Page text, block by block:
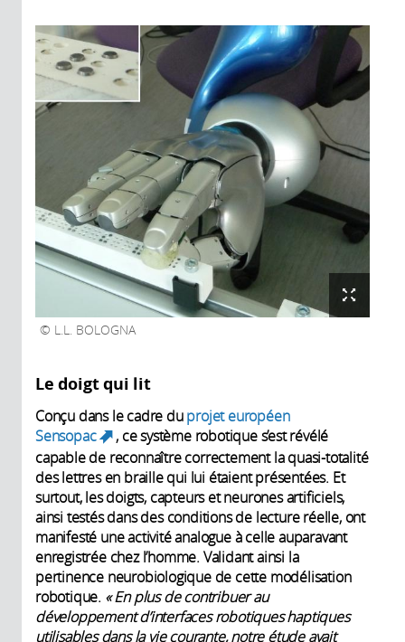
L.L. BOLOGNA
Le doigt qui lit
Conçu dans le cadre duprojet européen
Sensopac
(link is external)
, ce système robotique s’est révélé
capable de reconnaître correctement la quasi-totalité
des lettres en braille qui lui étaient présentées. Et
surtout, les doigts, capteurs et neurones artificiels,
ainsi testés dans des conditions de lecture réelle, ont
manifesté une activité analogue à celle auparavant
enregistrée chez l’homme. Validant ainsi la
pertinence neurobiologique de cette modélisation
robotique. « En plus de contribuer au
développement d’interfaces robotiques haptiques
utilisables dans la vie courante, notre étude avait